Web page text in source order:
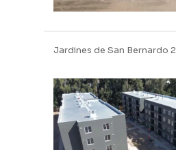
Jardines de San Bernardo 2